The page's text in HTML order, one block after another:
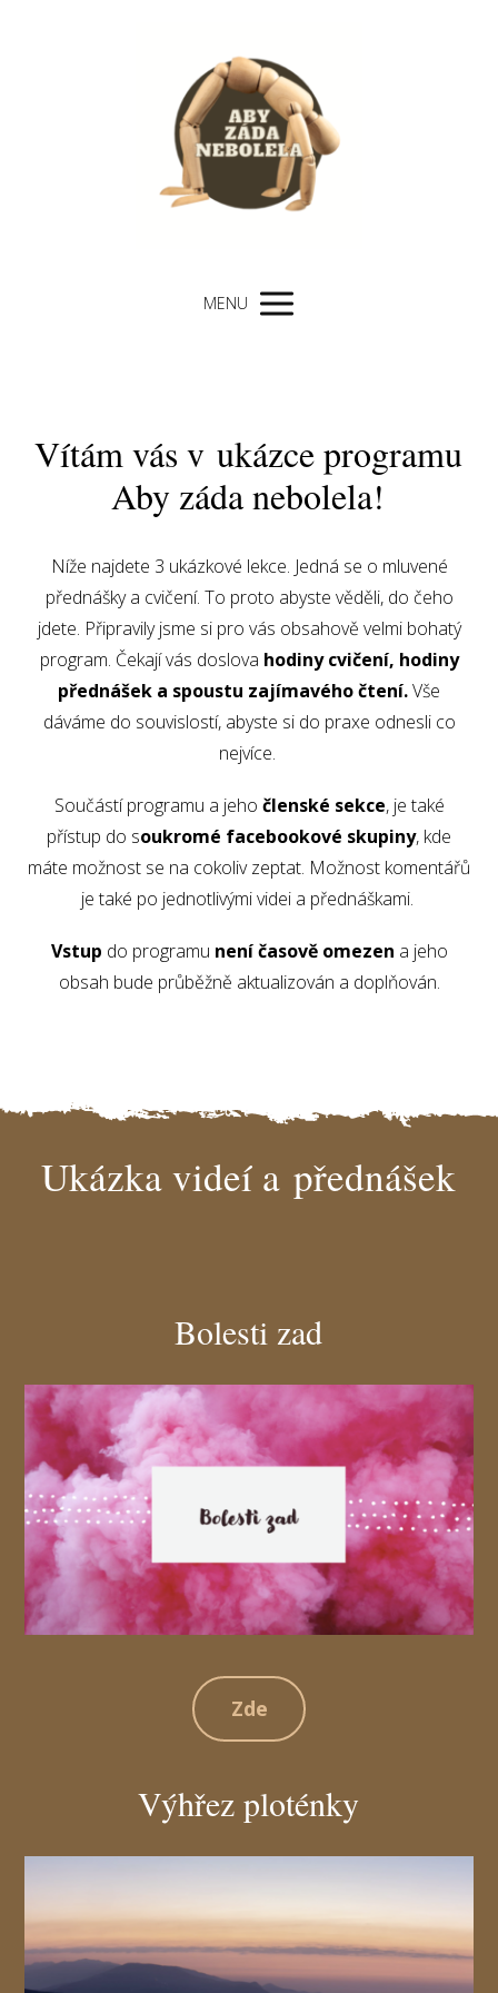
MENU
Vítám vás v ukázce programu
Aby záda nebolela!
Níže najdete 3 ukázkové lekce. Jedná se o mluvené
přednášky a cvičení. To proto abyste věděli, do čeho
jdete. Připravily jsme si pro vás obsahově velmi bohatý
program. Čekají vás doslova hodiny cvičení, hodiny
přednášek a spoustu zajímavého čtení.Vše
dáváme do souvislostí, abyste si do praxe odnesli co
nejvíce.
Součástí programu a jeho členské sekce, je také
přístup do soukromé facebookové skupiny, kde
máte možnost se na cokoliv zeptat. Možnost komentářů
je také po jednotlivými videi a přednáškami.
Vstup do programu není časově omezen a jeho
obsah bude průběžně aktualizován a doplňován.
Ukázka videí a přednášek
Bolesti zad
Zde
Výhřez ploténky